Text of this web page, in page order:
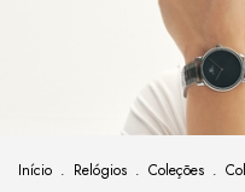
Início . Relógios . Coleções .